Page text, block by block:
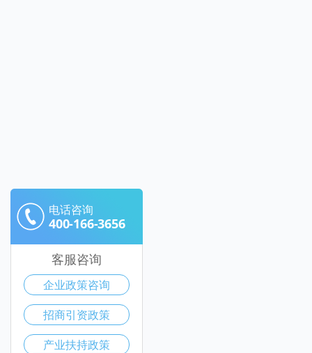
电话咨询
400-166-3656
客服咨询
企业政策咨询
招商引资政策
产业扶持政策